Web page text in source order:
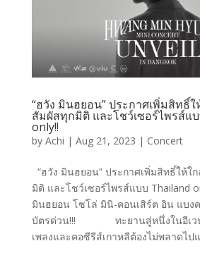
“ฮวัง มินฮยอน” ประกาศเพิ่มสิทธิ์
สัมผัสทุกมิติ และโชว์เซอร์ไพรส์แ
only!!
by Achi | Aug 21, 2023 | Concert
“ฮวัง มินฮยอน” ประกาศเพิ่มสิทธิ์ให้
มิติ และโชว์เซอร์ไพรส์แบบ Thailand
มินฮยอน โซโล่ มินิ-คอนเสิร์ต อิน แบงค
บัตรด่วน!!! ทะยานสู่หนึ่งในอีเวน
เพลงและคอซีรีส์เกาหลีต้องไม่พลาดไป